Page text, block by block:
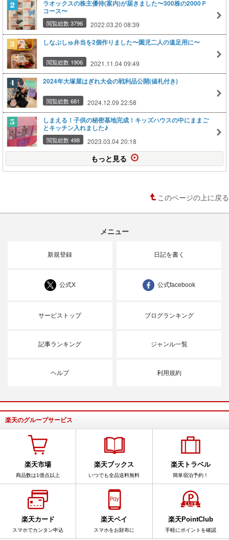
ラオックスの株主優待(案内)が届きました〜300株の2000Ｐ
コース〜
閲覧総数 3796 2022.03.20 08:39
しなぷしゅ弁当を2個作りました〜園児二人の遠足用に〜
閲覧総数 1906 2021.11.04 09:49
2024年大塚屋はぎれ大会の戦利品公開(値札付き)
閲覧総数 681 2024.12.09 22:58
しまえる！子供の秘密基地完成！キッズハウスの中にままご
とキッチン入れました♪
閲覧総数 498 2023.03.04 20:18
もっと見る
このページの上に戻る
メニュー
新規登録 日記を書く
公式X 公式facebook
サービストップ ブログランキング
記事ランキング ジャンル一覧
ヘルプ 利用規約
楽天のグループサービス
楽天市場
商品数は1億点以上
楽天ブックス
いつでも全品送料無料
楽天トラベル
簡単宿泊予約！
楽天カード
スマホでカンタン申込
楽天ペイ
スマホをお財布に
楽天PointClub
手軽にポイントを確認